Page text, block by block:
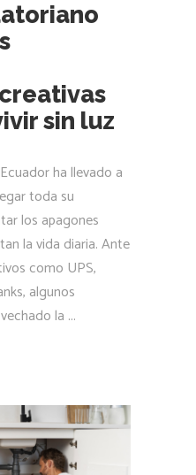
sin luz
ha llevado a
toda su
los apagones
la vida diaria. Ante
como UPS,
algunos
la